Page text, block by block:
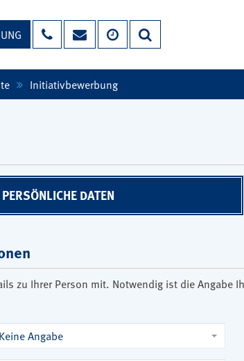
Initiativbewerbung
DATEN
zu Ihrer Person mit. Notwendig ist die
Keine Angabe